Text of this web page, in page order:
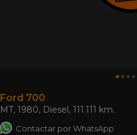
Ford 700
MT, 1980, Diesel , 111.111 km.
Contactar por WhatsApp